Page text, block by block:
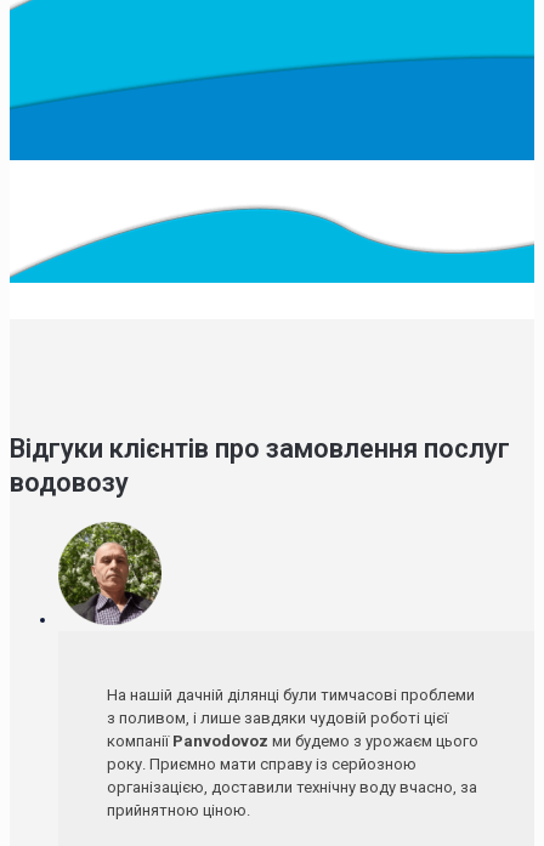
Відгуки клієнтів про замовлення послуг
водовозу
На нашій дачній ділянці були тимчасові проблеми
з поливом, і лише завдяки чудовій роботі цієї
компанії Panvodovoz ми будемо з урожаєм цього
року. Приємно мати справу із серйозною
організацією, доставили технічну воду вчасно, за
прийнятною ціною.